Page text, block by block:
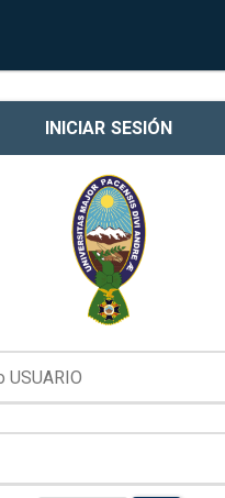
INICIAR SESIÓN